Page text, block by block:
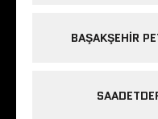
BAŞAKŞEHIR